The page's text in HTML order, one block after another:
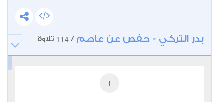
بدر التركي - حفص عن عاصم /
114 تلاوة
1